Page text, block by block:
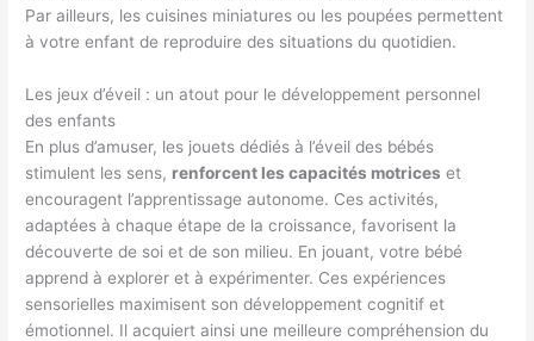
Par ailleurs, les cuisines miniatures ou les poupées permettent
à votre enfant de reproduire des situations du quotidien.
Les jeux d’éveil : un atout pour le développement personnel
des enfants
En plus d’amuser, les jouets dédiés à l’éveil des bébés
stimulent les sens, renforcent les capacités motrices et
encouragent l’apprentissage autonome. Ces activités,
adaptées à chaque étape de la croissance, favorisent la
découverte de soi et de son milieu. En jouant, votre bébé
apprend à explorer et à expérimenter. Ces expériences
sensorielles maximisent son développement cognitif et
émotionnel. Il acquiert ainsi une meilleure compréhension du